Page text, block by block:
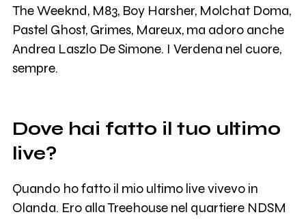
The Weeknd, M83, Boy Harsher, Molchat Doma,
Pastel Ghost, Grimes, Mareux, ma adoro anche
Andrea Laszlo De Simone. I Verdena nel cuore,
sempre.
Dove hai fatto il tuo ultimo
live?
Quando ho fatto il mio ultimo live vivevo in
Olanda. Ero alla Treehouse nel quartiere NDSM